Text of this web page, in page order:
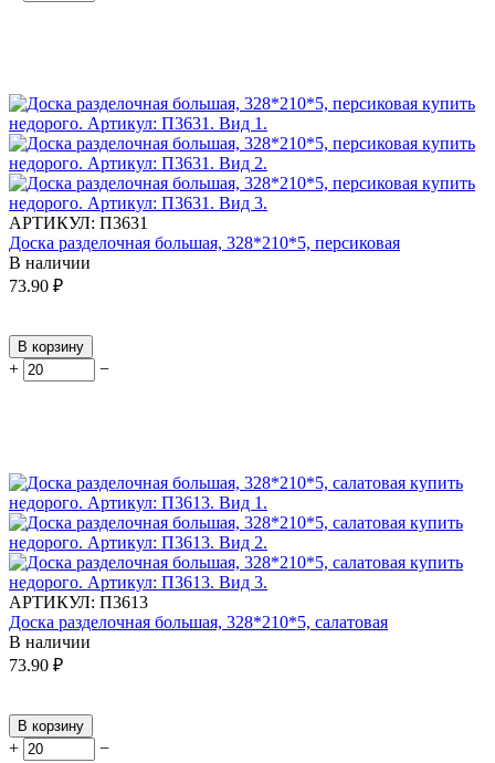
АРТИКУЛ: П3631
Доска разделочная большая, 328*210*5, персиковая
В наличии
73.90 ₽
В корзину
+ −
АРТИКУЛ: П3613
Доска разделочная большая, 328*210*5, салатовая
В наличии
73.90 ₽
В корзину
+ −